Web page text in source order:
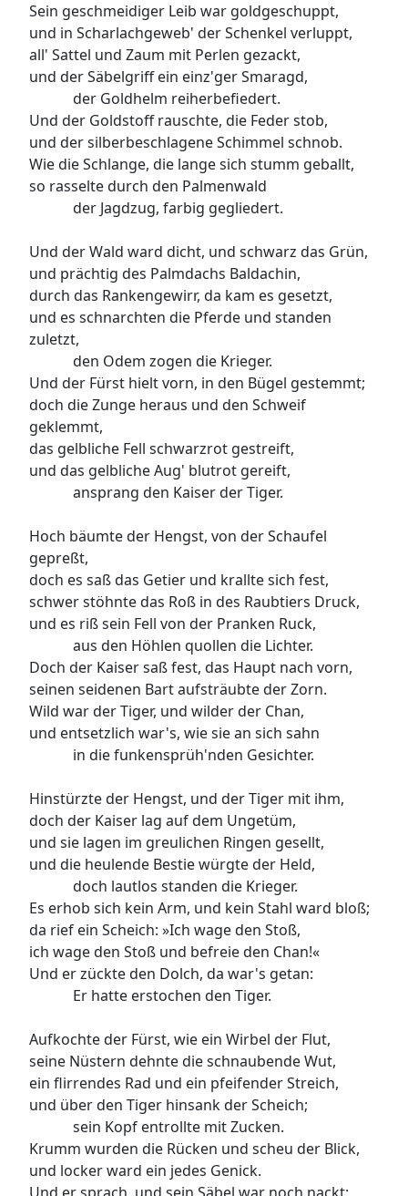
Sein geschmeidiger Leib war goldgeschuppt,
und in Scharlachgeweb' der Schenkel verluppt,
all' Sattel und Zaum mit Perlen gezackt,
und der Säbelgriff ein einz'ger Smaragd,
der Goldhelm reiherbefiedert.
Und der Goldstoff rauschte, die Feder stob,
und der silberbeschlagene Schimmel schnob.
Wie die Schlange, die lange sich stumm geballt,
so rasselte durch den Palmenwald
der Jagdzug, farbig gegliedert.
Und der Wald ward dicht, und schwarz das Grün,
und prächtig des Palmdachs Baldachin,
durch das Rankengewirr, da kam es gesetzt,
und es schnarchten die Pferde und standen
zuletzt,
den Odem zogen die Krieger.
Und der Fürst hielt vorn, in den Bügel gestemmt;
doch die Zunge heraus und den Schweif
geklemmt,
das gelbliche Fell schwarzrot gestreift,
und das gelbliche Aug' blutrot gereift,
ansprang den Kaiser der Tiger.
Hoch bäumte der Hengst, von der Schaufel
gepreßt,
doch es saß das Getier und krallte sich fest,
schwer stöhnte das Roß in des Raubtiers Druck,
und es riß sein Fell von der Pranken Ruck,
aus den Höhlen quollen die Lichter.
Doch der Kaiser saß fest, das Haupt nach vorn,
seinen seidenen Bart aufsträubte der Zorn.
Wild war der Tiger, und wilder der Chan,
und entsetzlich war's, wie sie an sich sahn
in die funkensprüh'nden Gesichter.
Hinstürzte der Hengst, und der Tiger mit ihm,
doch der Kaiser lag auf dem Ungetüm,
und sie lagen im greulichen Ringen gesellt,
und die heulende Bestie würgte der Held,
doch lautlos standen die Krieger.
Es erhob sich kein Arm, und kein Stahl ward bloß;
da rief ein Scheich: »Ich wage den Stoß,
ich wage den Stoß und befreie den Chan!«
Und er zückte den Dolch, da war's getan:
Er hatte erstochen den Tiger.
Aufkochte der Fürst, wie ein Wirbel der Flut,
seine Nüstern dehnte die schnaubende Wut,
ein flirrendes Rad und ein pfeifender Streich,
und über den Tiger hinsank der Scheich;
sein Kopf entrollte mit Zucken.
Krumm wurden die Rücken und scheu der Blick,
und locker ward ein jedes Genick.